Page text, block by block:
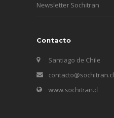
Newsletter Sochitran
Contacto
Santiago de Chile
contacto@sochitran.cl
www.sochitran.cl